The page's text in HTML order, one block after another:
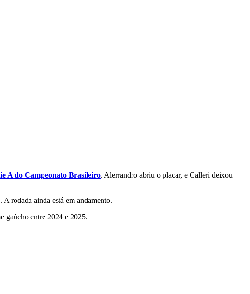
A do Campeonato Brasileiro. Alerrandro abriu o placar, e Calleri deixou
rodada ainda está em andamento.
gaúcho entre 2024 e 2025.